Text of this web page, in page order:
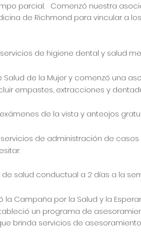
parcial. Comenzó nuestra
de Richmond para vincular a
de higiene dental y salud
Salud de la Mujer y comenzó una
empastes, extracciones y
de la vista y anteojos
de administración de
salud conductual a 2 días a la
la Campaña por la Salud y la
un programa de
brinda servicios de